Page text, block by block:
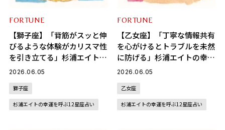
FORTUNE
【獅子座】「背筋がスッと伸
びるような体験がカリスマ性
を引き立てる」杉浦エイトの
幸運を呼ぶ12星座占い（6/5
2026.06.05
獅子座
杉浦エイトの幸運を呼ぶ12星座占い
FORTUNE
【乙女座】「丁寧な情報共有
を心がけるとトラブルを未然
に防げる」杉浦エイトの幸運
を呼ぶ12星座占い（6/5～
2026.06.05
乙女座
杉浦エイトの幸運を呼ぶ12星座占い